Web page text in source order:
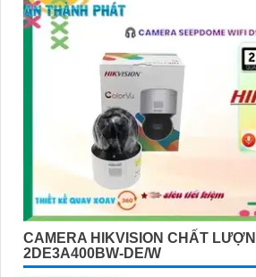
CAMERA HIKVISION CHẤT
2DE3A400BW-DE/W